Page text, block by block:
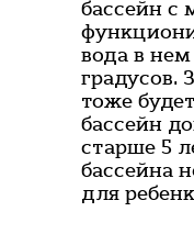
бассейн с
вода в нем
градусов.
тоже
бассейн
старше 5
бассейна
для